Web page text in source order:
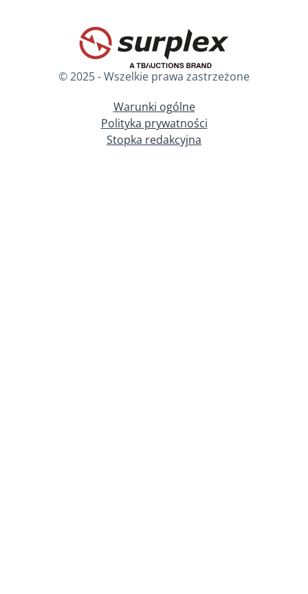
© 2025 - Wszelkie prawa zastrzeżone
Warunki ogólne
Polityka prywatności
Stopka redakcyjna